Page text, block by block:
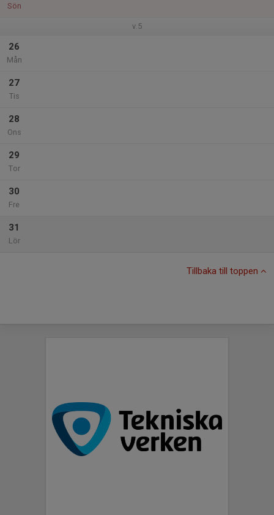
Sön
v.5
26
Mån
27
Tis
28
Ons
29
Tor
30
Fre
31
Lör
Tillbaka till toppen